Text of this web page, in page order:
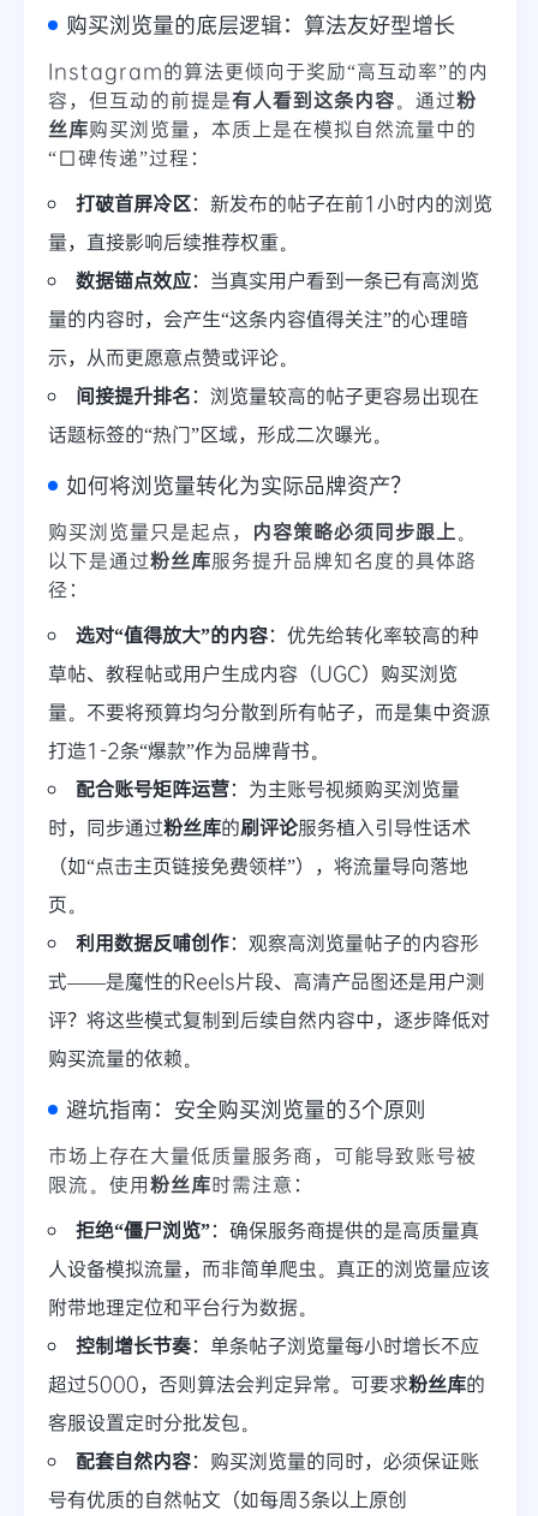
购买浏览量的底层逻辑：算法友好型增长
Instagram的算法更倾向于奖励“高互动率”的内
容，但互动的前提是有人看到这条内容。通过粉
丝库购买浏览量，本质上是在模拟自然流量中的
“口碑传递”过程：
打破首屏冷区：新发布的帖子在前1小时内的浏览
量，直接影响后续推荐权重。
数据锚点效应：当真实用户看到一条已有高浏览
量的内容时，会产生“这条内容值得关注”的心理暗
示，从而更愿意点赞或评论。
间接提升排名：浏览量较高的帖子更容易出现在
话题标签的“热门”区域，形成二次曝光。
如何将浏览量转化为实际品牌资产？
购买浏览量只是起点， 内容策略必须同步跟上 。
以下是通过粉丝库服务提升品牌知名度的具体路
径：
选对“值得放大”的内容：优先给转化率较高的种
草帖、教程帖或用户生成内容（UGC）购买浏览
量。不要将预算均匀分散到所有帖子，而是集中资源
打造1-2条“爆款”作为品牌背书。
配合账号矩阵运营：为主账号视频购买浏览量
时，同步通过粉丝库的刷评论服务植入引导性话术
（如“点击主页链接免费领样”），将流量导向落地
页。
利用数据反哺创作：观察高浏览量帖子的内容形
式——是魔性的Reels片段、高清产品图还是用户测
评？将这些模式复制到后续自然内容中，逐步降低对
购买流量的依赖。
避坑指南：安全购买浏览量的3个原则
市场上存在大量低质量服务商，可能导致账号被
限流。使用粉丝库时需注意：
拒绝“僵尸浏览”：确保服务商提供的是高质量真
人设备模拟流量，而非简单爬虫。真正的浏览量应该
附带地理定位和平台行为数据。
控制增长节奏：单条帖子浏览量每小时增长不应
超过5000，否则算法会判定异常。可要求粉丝库的
客服设置定时分批发包。
配套自然内容：购买浏览量的同时，必须保证账
号有优质的自然帖文（如每周3条以上原创